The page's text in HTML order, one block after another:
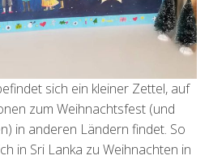
sich ein kleiner Zettel, auf
zum Weihnachtsfest (und
in anderen Ländern findet. So
in Sri Lanka zu Weihnachten in